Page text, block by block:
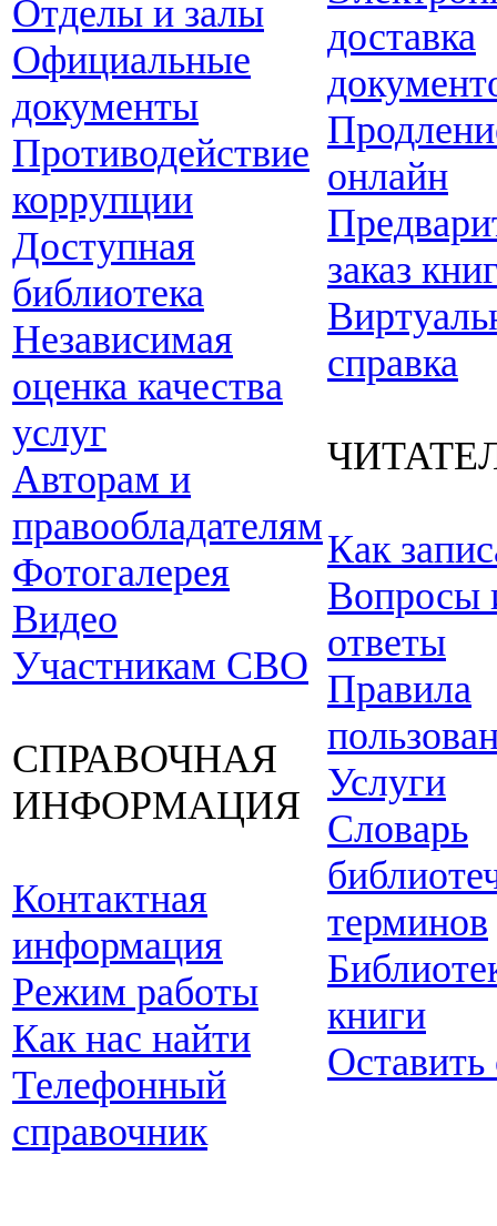
Отделы и залы
Официальные
документы
Противодействие
коррупции
Доступная
библиотека
Независимая
оценка качества
услуг
Авторам и
правообладателям
Фотогалерея
Видео
Участникам СВО
СПРАВОЧНАЯ
ИНФОРМАЦИЯ
Контактная
информация
Режим работы
Как нас найти
Телефонный
справочник
доставка
онлайн
заказ
справка
Как
Вопросы
ответы
Правила
Услуги
Словарь
терминов
книги
Оставить